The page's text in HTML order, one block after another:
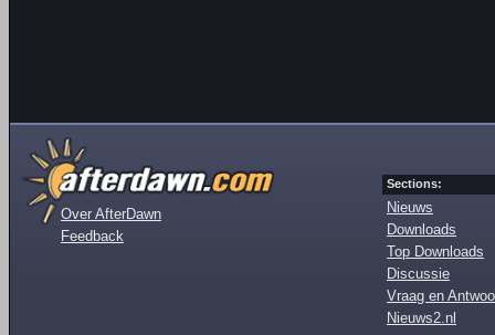
Over AfterDawn
Feedback
Sections:
Nieuws
Downloads
Top Downloads
Discussie
Vraag en
Nieuws2.nl